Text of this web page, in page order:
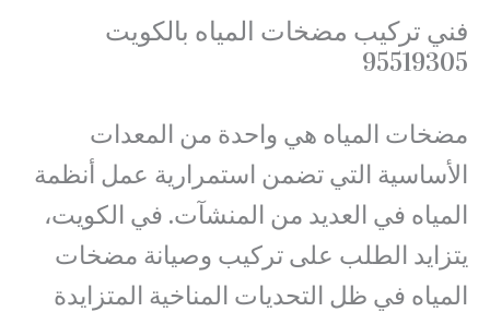
فني تركيب مضخات المياه بالكويت
95519305
مضخات المياه هي واحدة من المعدات
الأساسية التي تضمن استمرارية عمل أنظمة
المياه في العديد من المنشآت. في الكويت،
يتزايد الطلب على تركيب وصيانة مضخات
المياه في ظل التحديات المناخية المتزايدة